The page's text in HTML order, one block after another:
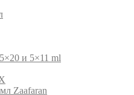
и 5×11 ml
Zaafaran